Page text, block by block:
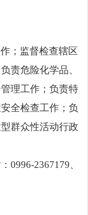
；监督检查辖区
责危险化学品、
理工作；负责特
全检查工作；负
群众性活动行政
2367179、